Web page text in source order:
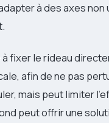
à des axes
fixer le rideau
afin de ne pas
mais peut limiter
peut offrir une